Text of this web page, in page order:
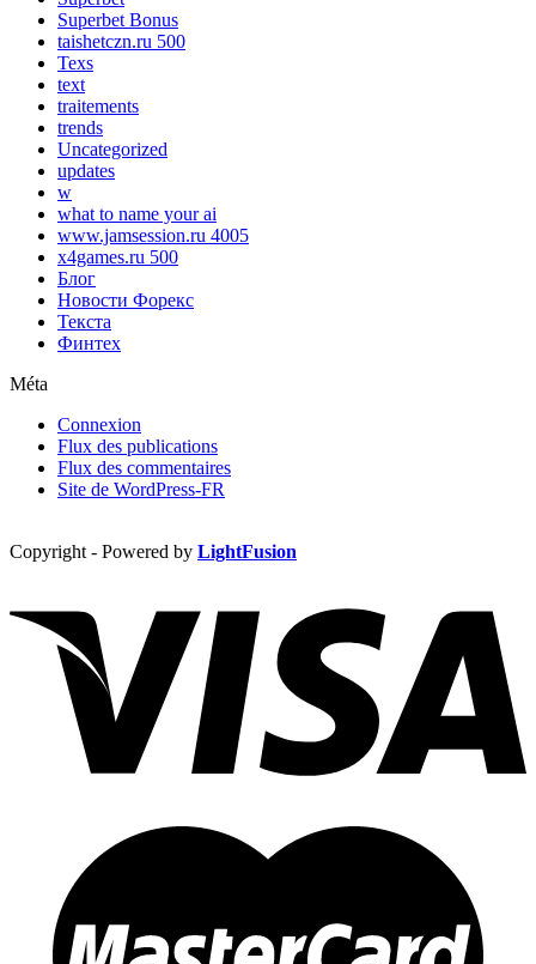
Superbet Bonus
taishetczn.ru 500
Texs
text
traitements
trends
Uncategorized
updates
w
what to name your ai
www.jamsession.ru 4005
x4games.ru 500
Блог
Новости Форекс
Текста
Финтех
Méta
Connexion
Flux des publications
Flux des commentaires
Site de WordPress-FR
Copyright - Powered by LightFusion